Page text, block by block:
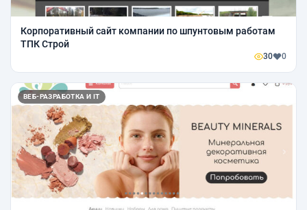
Корпоративный сайт компании по шпунтовым работам
ТПК Строй
30 0
ВЕБ-РАЗРАБОТКА И IT